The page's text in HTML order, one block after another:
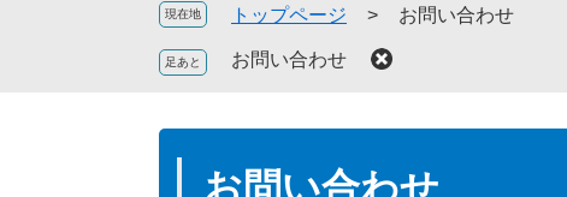
現在地 トップページ > お問い合わせ
お問い合わせ
お問い合わせ